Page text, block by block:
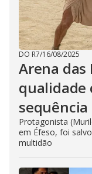
DO R7/16/08/2025
Arena das
qualidade
sequência
Protagonista
em Éfeso, foi
multidão